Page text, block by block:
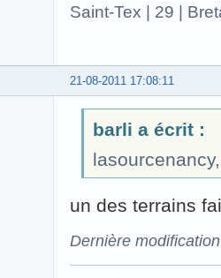
Saint-Tex | 29 |
21-08-2011 17:08:11
barli a écrit :
un des terrains
Dernière